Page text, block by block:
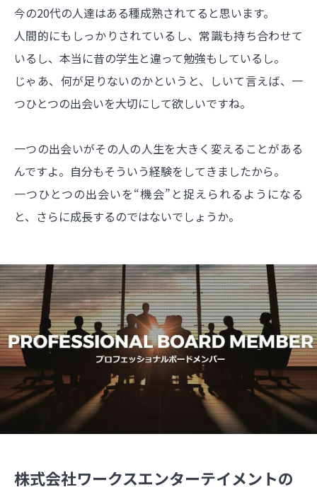
今の20代の人達はある種成熟されてると思います。
人間的にもしっかりされているし、常識も持ち合わせて
いるし、本当に昔の学生と違って勉強もしているし。
じゃあ、何が足りないのかというと、しいて言えば、一
つひとつの出会いを大切にして欲しいですね。
一つの出会いがその人の人生を大きく変えることがある
んですよ。自分もそういう経験をしてきましたから。
一つひとつの出会いを“機会”と捉えられるようになる
と、さらに成長するのではないでしょうか。
株式会社ワークスエンターテイメントの